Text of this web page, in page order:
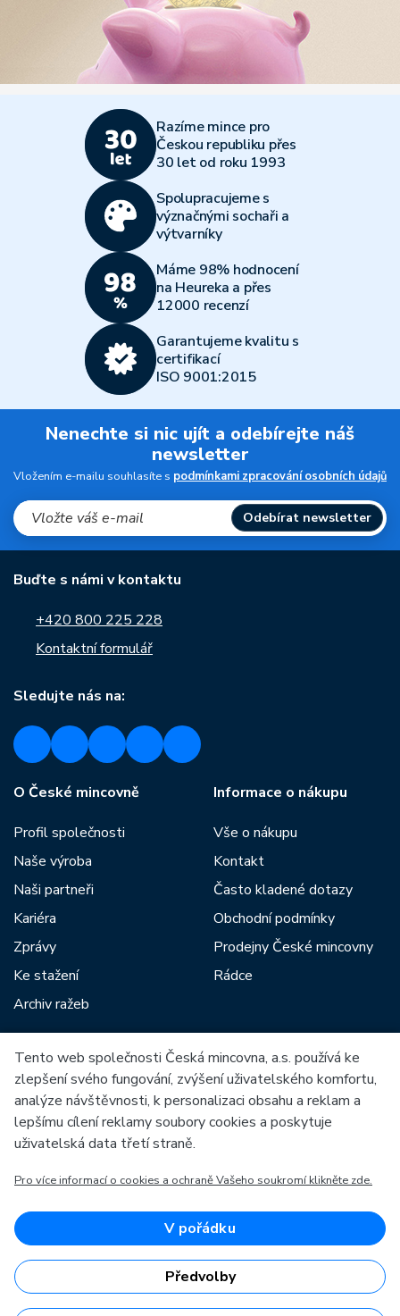
Razíme mince pro
Českou republiku přes
30 let od roku 1993
Spolupracujeme s
význačnými sochaři a
výtvarníky
Máme 98% hodnocení
na Heureka a přes
12000 recenzí
Garantujeme kvalitu s
certifikací
ISO 9001:2015
Nenechte si nic ujít a odebírejte náš
newsletter
Vložením e-mailu souhlasíte s podmínkami zpracování osobních údajů
Odebírat newsletter
Buďte s námi v kontaktu
+420 800 225 228
Kontaktní formulář
Sledujte nás na:
O České mincovně
Profil společnosti
Naše výroba
Naši partneři
Kariéra
Zprávy
Ke stažení
Archiv ražeb
Informace o nákupu
Vše o nákupu
Kontakt
Často kladené dotazy
Obchodní podmínky
Prodejny České mincovny
Rádce
Mezi naše partnery patří:
Evropská unie
OP Podnikání a inovace pro konkurenceschopnost
Evropský fond pro regionální rozvoj
Tento web společnosti Česká mincovna, a.s. používá ke
zlepšení svého fungování, zvýšení uživatelského komfortu,
analýze návštěvnosti, k personalizaci obsahu a reklam a
lepšímu cílení reklamy soubory cookies a poskytuje
uživatelská data třetí straně.
Pro více informací o cookies a ochraně Vašeho soukromí klikněte zde.
V pořádku
Předvolby